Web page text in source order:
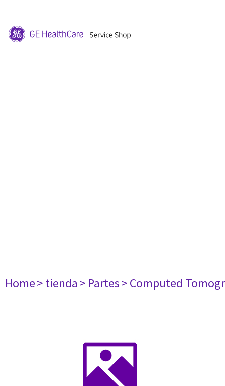
Home> tienda> Partes> Computed